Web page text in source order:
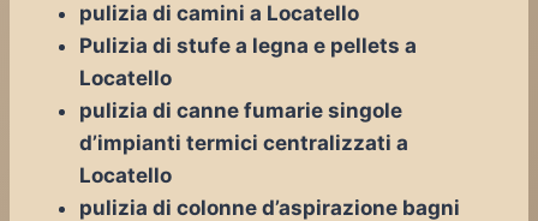
pulizia di camini a Locatello
Pulizia di stufe a legna e pellets a
Locatello
pulizia di canne fumarie singole
d’impianti termici centralizzati a
Locatello
pulizia di colonne d’aspirazione bagni